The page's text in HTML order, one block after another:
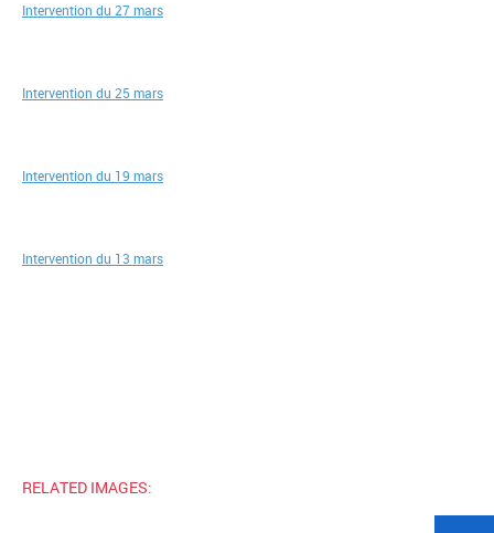
Intervention du 27 mars
Intervention du 25 mars
Intervention du 19 mars
Intervention du 13 mars
RELATED IMAGES: